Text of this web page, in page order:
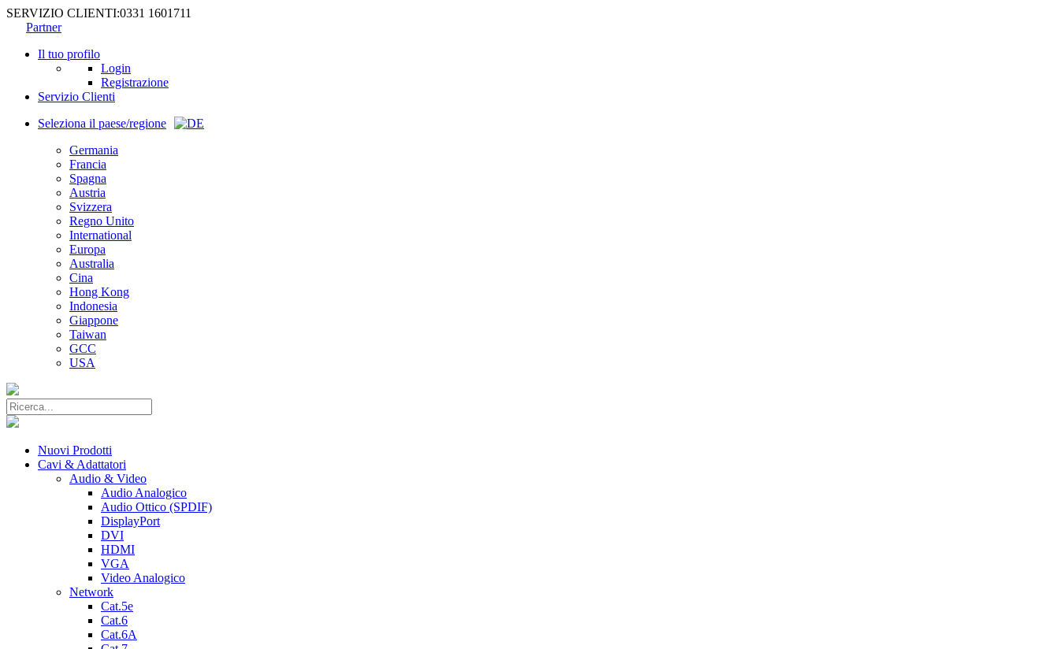
SERVIZIO CLIENTI:0331 1601711
Partner
Il tuo profilo
Login
Registrazione
Servizio Clienti
Seleziona il paese/regione
Germania
Francia
Spagna
Austria
Svizzera
Regno Unito
International
Europa
Australia
Cina
Hong Kong
Indonesia
Giappone
Taiwan
GCC
USA
Nuovi Prodotti
Cavi & Adattatori
Audio & Video
Audio Analogico
Audio Ottico (SPDIF)
DisplayPort
DVI
HDMI
VGA
Video Analogico
Network
Cat.5e
Cat.6
Cat.6A